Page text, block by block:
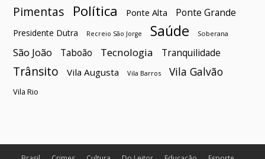
Pimentas Política Ponte Alta Ponte Grande
Presidente Dutra Recreio São Jorge Saúde Soberana
São João Taboão Tecnologia Tranquilidade
Trânsito Vila Augusta Vila Barros Vila Galvão
Vila Rio